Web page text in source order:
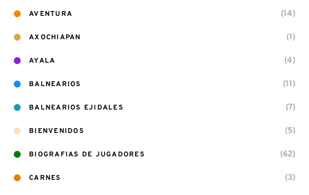
AVENTURA (14)
AXOCHIAPAN (1)
AYALA (4)
BALNEARIOS (11)
BALNEARIOS EJIDALES (7)
BIENVENIDOS (5)
BIOGRAFIAS DE JUGADORES (62)
CARNES (3)